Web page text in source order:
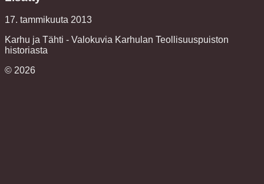
17. tammikuuta 2013
Karhu ja Tähti - Valokuvia Karhulan Teollisuuspuiston
historiasta
© 2026